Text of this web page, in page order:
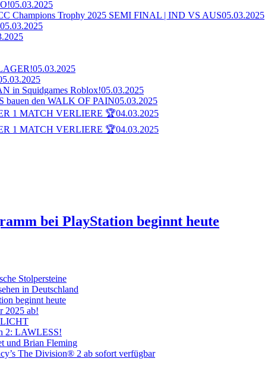
05.03.2025
Trophy 2025 SEMI FINAL | IND VS AUS05.03.2025
05.03.2025
05.03.2025
in Squidgames Roblox!05.03.2025
bauen den WALK OF PAIN05.03.2025
1 MATCH VERLIERE 🏆04.03.2025
1 MATCH VERLIERE 🏆04.03.2025
bei PlayStation beginnt heute
Stolpersteine
in Deutschland
beginnt heute
2025 ab!
2: LAWLESS!
und Brian Fleming
The Division® 2 ab sofort verfügbar